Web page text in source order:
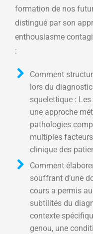
formation de nos
distingué par son
enthousiasme
:
Comment
lors du
squelettique :
une approche
pathologies
multiples
clinique des
Comment
souffrant d’une
cours a permis
subtilités du
contexte
genou, une